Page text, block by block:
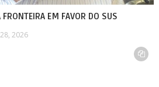
EM FAVOR DO SUS
28, 2026